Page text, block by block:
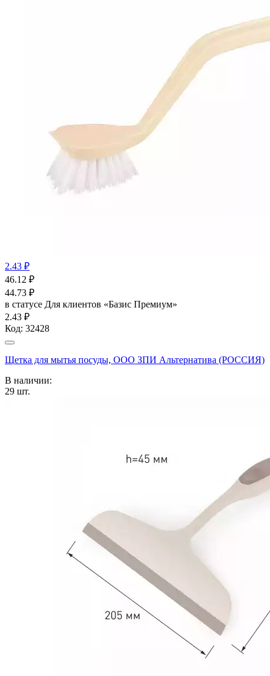
2.43 ₽
46.12 ₽
44.73 ₽
в статусе Для клиентов «Базис Премиум»
2.43 ₽
Код: 32428
Щетка для мытья посуды, ООО ЗПИ Альтернатива (РОССИЯ)
В наличии:
29 шт.